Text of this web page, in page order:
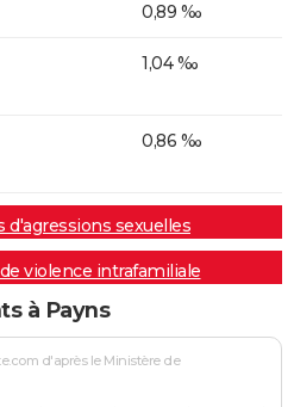
0,89 ‰
1,04 ‰
0,86 ‰
d'agressions sexuelles
violence intrafamiliale
à Payns
d'après le Ministère de